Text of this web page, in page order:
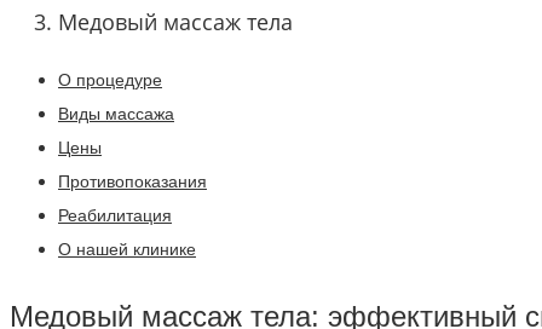
Медовый массаж тела
О процедуре
Виды массажа
Цены
Противопоказания
Реабилитация
О нашей клинике
Медовый массаж тела: эффективный